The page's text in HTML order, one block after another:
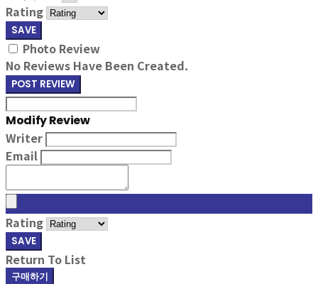
Rating
SAVE
Photo Review
No Reviews Have Been Created.
POST REVIEW
Modify Review
Writer
Email
Rating
SAVE
Return To List
구매하기